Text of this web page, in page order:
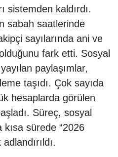
sistemden kaldırdı.
sabah saatlerinde
sayılarında ani ve
fark etti. Sosyal
paylaşımlar,
taşıdı. Çok sayıda
hesaplarda görülen
Süreç, sosyal
sürede “2026